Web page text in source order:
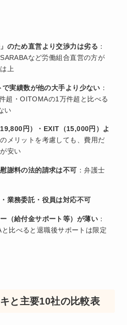
のため直営より交渉力は劣る ：
など労働組合直営の方が
上
実績数が他の大手より少ない ：
超・OITOMAの1万件超と比べる
い
円）・EXIT（15,000円）よ
のメリットを考慮しても、費用だ
安い
謝料の法的請求は不可 ：弁護士
業務委託・役員は対応不可
（給付金サポート等）が薄い：
比べると退職後サポートは限定
と主要10社の比較表